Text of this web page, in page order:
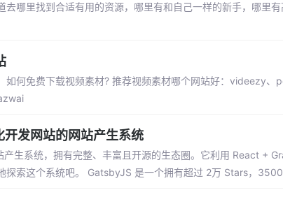
去哪里找到合适有用的资源，哪里有和自己一样的新手，哪里
如何免费下载视频素材? 推荐视频素材哪个网站好：videezy
发网站的网站产生系统
生系统，拥有完整、丰富且开源的生态圈。它利用 React +
探索这个系统吧。 GatsbyJS 是一个拥有超过 2万 Stars，